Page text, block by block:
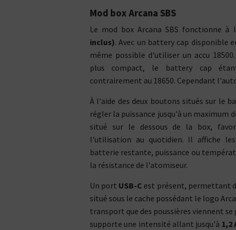
Vous êtes plutôt ?
Box
Vous préférez ?
La puissance
L'autonomie
La compacité
Vous vapez en :
Inhalation
Inhalation
Shake and Vape
CBD
Composition PG / VG
30% / 70%
50% / 50%
60% / 40%
70% / 30%
18 mm
22 mm
23 mm
Vous
Vous
Tube
Box
Mod box Arcana SBS
Le mod box Arcana SBS fonctionne à
inclus). Avec un battery cap disponible
même possible d'utiliser un accu
plus compact, le battery cap
contrairement au 18650. Cependant
À l'aide des deux boutons situés sur le
régler la puissance jusqu'à un maximum
situé sur le dessous de la box,
l'utilisation au quotidien. Il affiche
batterie restante, puissance ou
la résistance de l'atomiseur.
Un port USB-C est présent, permettant
situé sous le cache possédant le logo
transport que des poussières viennent
supporte une intensité allant jusqu'à 1,2